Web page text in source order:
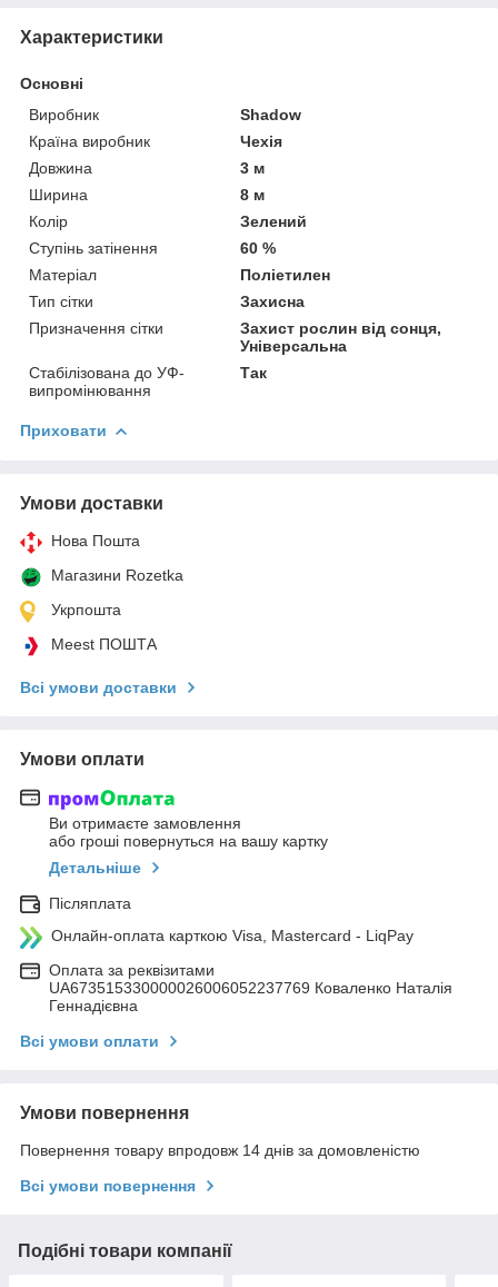
Характеристики
Основні
Виробник
Shadow
Країна виробник
Чехія
Довжина
3 м
Ширина
8 м
Колір
Зелений
Ступінь затінення
60 %
Матеріал
Поліетилен
Тип сітки
Захисна
Призначення сітки
Захист рослин від сонця,
Універсальна
Стабілізована до УФ-
випромінювання
Так
Приховати
Умови доставки
Нова Пошта
Магазини Rozetka
Укрпошта
Meest ПОШТА
Всі умови доставки
Умови оплати
Ви отримаєте замовлення
або гроші повернуться на вашу картку
Детальніше
Післяплата
Онлайн-оплата карткою Visa, Mastercard - LiqPay
Оплата за реквізитами
UA673515330000026006052237769 Коваленко Наталія
Геннадієвна
Всі умови оплати
Умови повернення
Повернення товару впродовж 14 днів за домовленістю
Всі умови повернення
Подібні товари компанії